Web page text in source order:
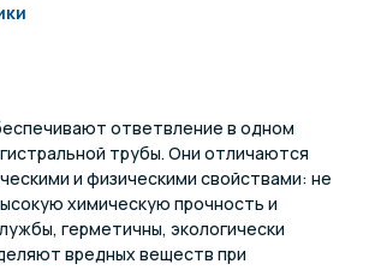
ответвление в одном
трубы. Они отличаются
и физическими свойствами: не
химическую прочность и
герметичны, экологически
вредных веществ при